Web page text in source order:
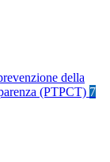
della
(PTPCT) 7